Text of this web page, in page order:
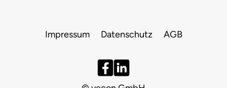
Impressum Datenschutz AGB